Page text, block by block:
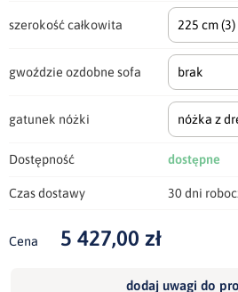
szerokość całkowita 225 cm(3)
gwoździe ozdobne sofa brak
gatunek nóżki nóżka z
Dostępność dostępne
Czas dostawy 30 dni
Cena 5 427,00 zł
dodaj uwagi do